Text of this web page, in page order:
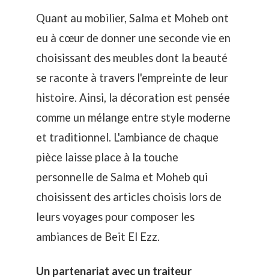
Quant au mobilier, Salma et Moheb ont
eu à cœur de donner une seconde vie en
choisissant des meubles dont la beauté
se raconte à travers l'empreinte de leur
histoire. Ainsi, la décoration est pensée
comme un mélange entre style moderne
et traditionnel. L'ambiance de chaque
pièce laisse place à la touche
personnelle de Salma et Moheb qui
choisissent des articles choisis lors de
leurs voyages pour composer les
ambiances de Beit El Ezz.
Un partenariat avec un traiteur